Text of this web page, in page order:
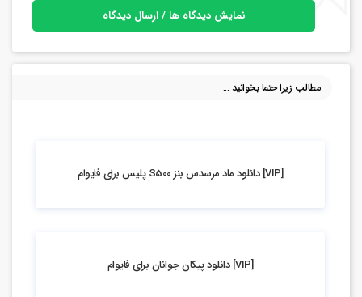
نمایش دیدگاه ها / ارسال دیدگاه
مطالب زیرا حتما بخوانید ...
[VIP] دانلود ماد مرسدس بنز S500 پلیس برای فایوام
[VIP] دانلود پیکان جوانان برای فایوام